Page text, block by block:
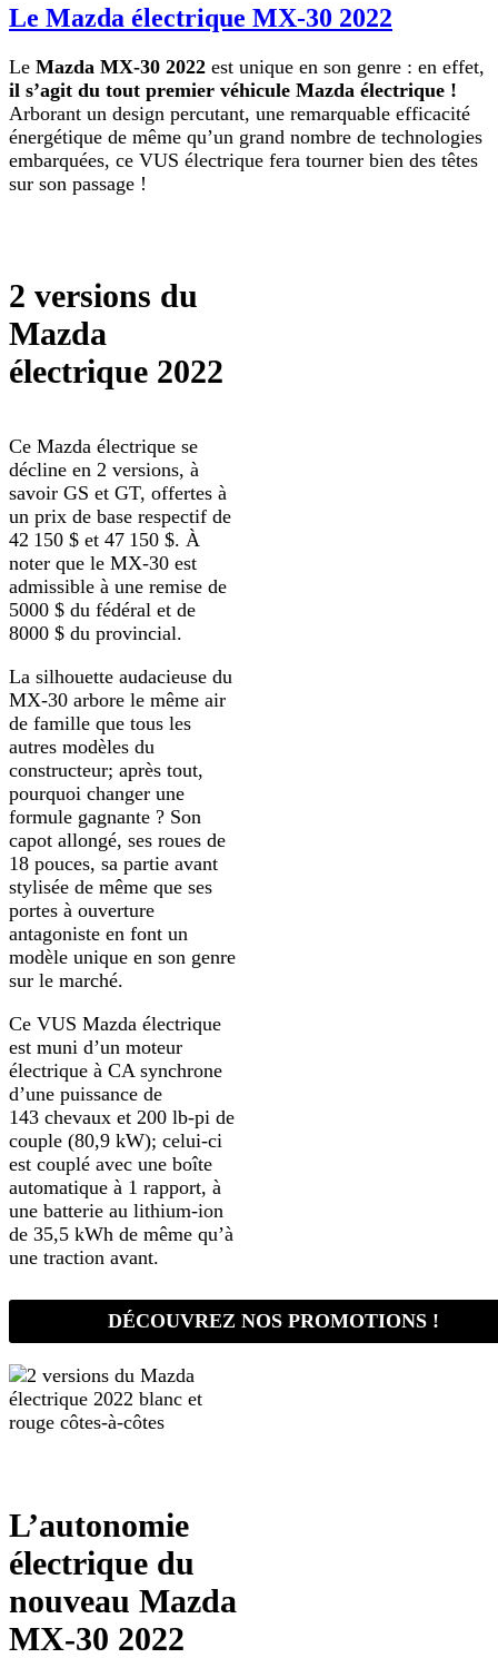
Le Mazda électrique MX-30 2022
Le Mazda MX-30 2022 est unique en son genre : en effet,
il s’agit du tout premier véhicule Mazda électrique !
Arborant un design percutant, une remarquable efficacité
énergétique de même qu’un grand nombre de technologies
embarquées, ce VUS électrique fera tourner bien des têtes
sur son passage !
2 versions du
Mazda
électrique 2022
Ce Mazda électrique se
décline en 2 versions, à
savoir GS et GT, offertes à
un prix de base respectif de
42 150 $ et 47 150 $. À
noter que le MX-30 est
admissible à une remise de
5000 $ du fédéral et de
8000 $ du provincial.
La silhouette audacieuse du
MX-30 arbore le même air
de famille que tous les
autres modèles du
constructeur; après tout,
pourquoi changer une
formule gagnante ? Son
capot allongé, ses roues de
18 pouces, sa partie avant
stylisée de même que ses
portes à ouverture
antagoniste en font un
modèle unique en son genre
sur le marché.
Ce VUS Mazda électrique
est muni d’un moteur
électrique à CA synchrone
d’une puissance de
143 chevaux et 200 lb-pi de
couple (80,9 kW); celui-ci
est couplé avec une boîte
automatique à 1 rapport, à
une batterie au lithium-ion
de 35,5 kWh de même qu’à
une traction avant.
DÉCOUVREZ NOS PROMOTIONS !
L’autonomie
électrique du
nouveau Mazda
MX-30 2022